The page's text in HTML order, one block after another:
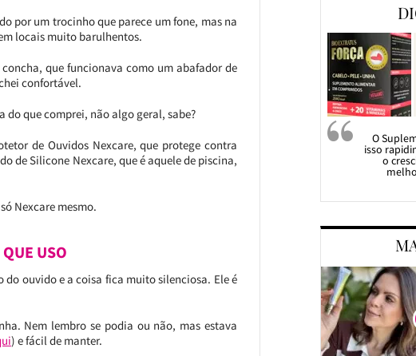
por um trocinho que parece um fone, mas na
locais muito barulhentos.
que funcionava como um abafador de
confortável.
do que comprei, não algo geral, sabe?
de Ouvidos Nexcare, que protege contra
de Silicone Nexcare, que é aquele de piscina,
Nexcare mesmo.
USO
ouvido e a coisa fica muito silenciosa. Ele é
Nem lembro se podia ou não, mas estava
) e fácil de manter.
O
isso
o